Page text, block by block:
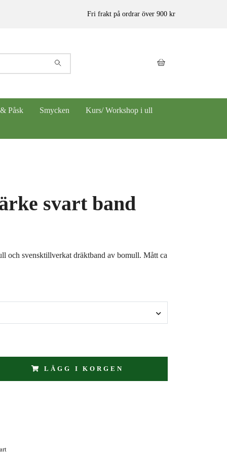
Fri frakt på ordrar över 900 kr
Påsk Smycken
Kurs/ Workshop i ull
svart band
och svensktillverkat dräktband av bomull. Mått ca
LÄGG I KORGEN